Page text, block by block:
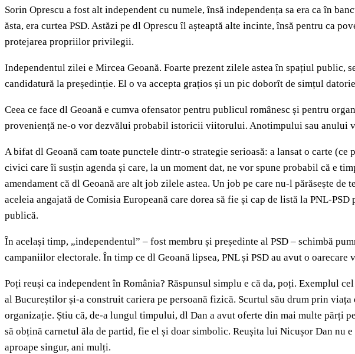
Sorin Oprescu a fost alt independent cu numele, însă independența sa era ca în
ăsta, era curtea PSD. Astăzi pe dl Oprescu îl așteaptă alte incinte, însă pentru ca
protejarea propriilor privilegii.
Independentul zilei e Mircea Geoană. Foarte prezent zilele astea în spațiul public,
candidatură la președinție. El o va accepta grațios și un pic doborît de simțul
Ceea ce face dl Geoană e cumva ofensator pentru publicul românesc și pentru
proveniență ne-o vor dezvălui probabil istoricii viitorului. Anotimpului sau anului
A bifat dl Geoană cam toate punctele dintr-o strategie serioasă: a lansat o carte (ce
civici care îi susțin agenda și care, la un moment dat, ne vor spune probabil că e
amendament că dl Geoană are alt job zilele astea. Un job pe care nu-l părăsește
aceleia angajată de Comisia Europeană care dorea să fie și cap de listă la PNL-
publică.
În același timp, „independentul” – fost membru și președinte al PSD – schimbă
campaniilor electorale. În timp ce dl Geoană lipsea, PNL și PSD au avut o
Poți reuși ca independent în România? Răspunsul simplu e că da, poți. Exemplul
al Bucureștilor și-a construit cariera pe persoană fizică. Scurtul său drum prin
organizație. Știu că, de-a lungul timpului, dl Dan a avut oferte din mai multe părți
să obțină carnetul ăla de partid, fie el și doar simbolic. Reușita lui Nicușor Dan
aproape singur, ani mulți.